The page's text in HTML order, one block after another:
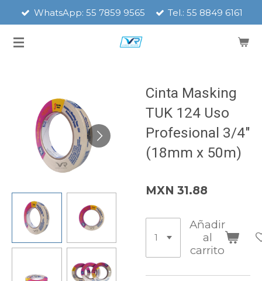
contenido
WhatsApp: 55 7859 9565 Tel.: 55 8849 6161
Cinta Masking
TUK 124 Uso
Profesional 3/4"
(18mm x 50m)
MXN 31.88
Añadir
al
carrito